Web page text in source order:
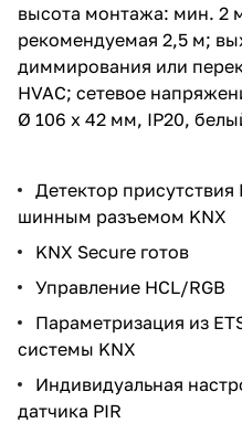
высота монтажа: мин. 2
рекомендуемая 2,5 м;
диммирования или
HVAC; сетевое
Ø 106 x 42 мм, IP20,
Детектор
шинным разъемом KNX
KNX Secure готов
Управление HCL/RGB
Параметризация из
системы KNX
Индивидуальная
датчика PIR